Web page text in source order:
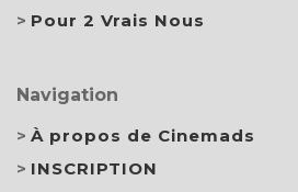
Pour 2 Vrais Nous
Navigation
À propos de Cinemads
INSCRIPTION